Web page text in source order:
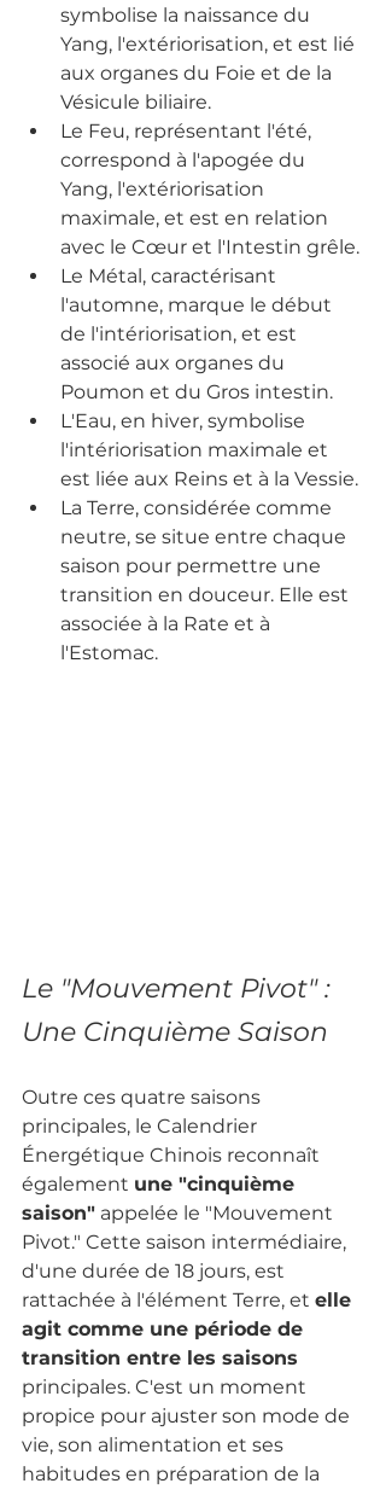
symbolise la naissance du
Yang, l'extériorisation, et est lié
aux organes du Foie et de la
Vésicule biliaire.
Le Feu, représentant l'été,
correspond à l'apogée du
Yang, l'extériorisation
maximale, et est en relation
avec le Cœur et l'Intestin grêle.
Le Métal, caractérisant
l'automne, marque le début
de l'intériorisation, et est
associé aux organes du
Poumon et du Gros intestin.
L'Eau, en hiver, symbolise
l'intériorisation maximale et
est liée aux Reins et à la Vessie.
La Terre, considérée comme
neutre, se situe entre chaque
saison pour permettre une
transition en douceur. Elle est
associée à la Rate et à
l'Estomac.
Le "Mouvement Pivot" :
Une Cinquième Saison
Outre ces quatre saisons
principales, le Calendrier
Énergétique Chinois reconnaît
également une "cinquième
saison" appelée le "Mouvement
Pivot." Cette saison intermédiaire,
d'une durée de 18 jours, est
rattachée à l'élément Terre, et elle
agit comme une période de
transition entre les saisons
principales. C'est un moment
propice pour ajuster son mode de
vie, son alimentation et ses
habitudes en préparation de la